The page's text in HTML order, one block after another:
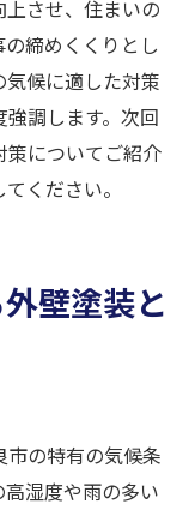
させ、住まいの
締めくくりとし
候に適した対策
調します。次回
策についてご紹介
ください。
壁塗装と
の特有の気候条
湿度や雨の多い